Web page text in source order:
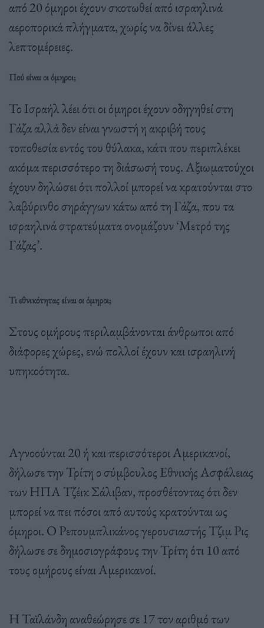
από 20 όμηροι έχουν σκοτωθεί από ισραηλινά
αεροπορικά πλήγματα, χωρίς να δίνει άλλες
λεπτομέρειες.
Πού είναι οι όμηροι;
Το Ισραήλ λέει ότι οι όμηροι έχουν οδηγηθεί στη
Γάζα αλλά δεν είναι γνωστή η ακριβή τους
τοποθεσία εντός του θύλακα, κάτι που περιπλέκει
ακόμα περισσότερο τη διάσωσή τους. Αξιωματούχοι
έχουν δηλώσει ότι πολλοί μπορεί να κρατούνται στο
λαβύρινθο σηράγγων κάτω από τη Γάζα, που τα
ισραηλινά στρατεύματα ονομάζουν ‘Μετρό της
Γάζας’.
Τι εθνικότητας είναι οι όμηροι;
Στους ομήρους περιλαμβάνονται άνθρωποι από
διάφορες χώρες, ενώ πολλοί έχουν και ισραηλινή
υπηκοότητα.
Αγνοούνται 20 ή και περισσότεροι Αμερικανοί,
δήλωσε την Τρίτη ο σύμβουλος Εθνικής Ασφάλειας
των ΗΠΑ Τζέικ Σάλιβαν, προσθέτοντας ότι δεν
μπορεί να πει πόσοι από αυτούς κρατούνται ως
όμηροι. Ο Ρεπουμπλικάνος γερουσιαστής Τζιμ Ρις
δήλωσε σε δημοσιογράφους την Τρίτη ότι 10 από
τους ομήρους είναι Αμερικανοί.
Η Ταϊλάνδη αναθεώρησε σε 17 τον αριθμό των